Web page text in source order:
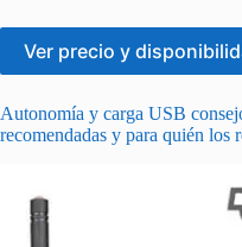
Ver precio y
Autonomía y carga USB
recomendadas y para quién los